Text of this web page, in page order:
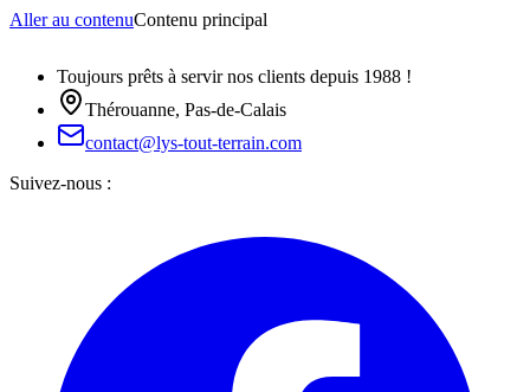
Aller au contenuContenu principal
Toujours prêts à servir nos clients depuis 1988 !
Thérouanne, Pas-de-Calais
contact@lys-tout-terrain.com
Suivez-nous :